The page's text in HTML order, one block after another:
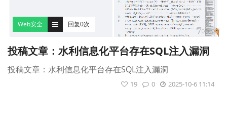
Web安全 回复0次
投稿文章：水利信息化平台存在SQL注入漏洞
投稿文章：水利信息化平台存在SQL注入漏洞
2025-10-6 11:14
0
19